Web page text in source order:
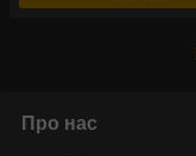
Про нас